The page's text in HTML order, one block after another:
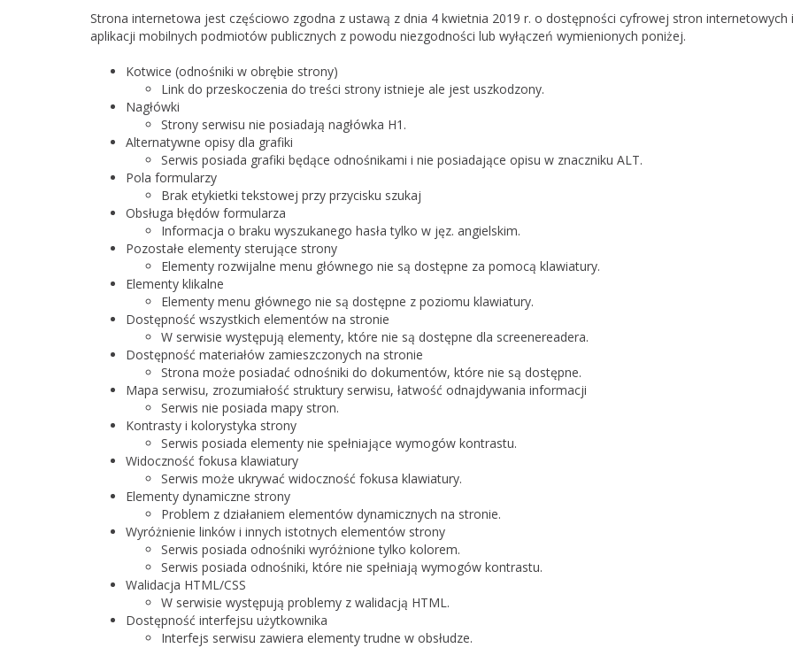
Strona internetowa jest częściowo zgodna z ustawą z dnia 4 kwietnia 2019 r. o dostępności cyfrowej stron internetowych i
aplikacji mobilnych podmiotów publicznych z powodu niezgodności lub wyłączeń wymienionych poniżej.
Kotwice (odnośniki w obrębie strony)
Link do przeskoczenia do treści strony istnieje ale jest uszkodzony.
Nagłówki
Strony serwisu nie posiadają nagłówka H1.
Alternatywne opisy dla grafiki
Serwis posiada grafiki będące odnośnikami i nie posiadające opisu w znaczniku ALT.
Pola formularzy
Brak etykietki tekstowej przy przycisku szukaj
Obsługa błędów formularza
Informacja o braku wyszukanego hasła tylko w jęz. angielskim.
Pozostałe elementy sterujące strony
Elementy rozwijalne menu głównego nie są dostępne za pomocą klawiatury.
Elementy klikalne
Elementy menu głównego nie są dostępne z poziomu klawiatury.
Dostępność wszystkich elementów na stronie
W serwisie występują elementy, które nie są dostępne dla screenereadera.
Dostępność materiałów zamieszczonych na stronie
Strona może posiadać odnośniki do dokumentów, które nie są dostępne.
Mapa serwisu, zrozumiałość struktury serwisu, łatwość odnajdywania informacji
Serwis nie posiada mapy stron.
Kontrasty i kolorystyka strony
Serwis posiada elementy nie spełniające wymogów kontrastu.
Widoczność fokusa klawiatury
Serwis może ukrywać widoczność fokusa klawiatury.
Elementy dynamiczne strony
Problem z działaniem elementów dynamicznych na stronie.
Wyróżnienie linków i innych istotnych elementów strony
Serwis posiada odnośniki wyróżnione tylko kolorem.
Serwis posiada odnośniki, które nie spełniają wymogów kontrastu.
Walidacja HTML/CSS
W serwisie występują problemy z walidacją HTML.
Dostępność interfejsu użytkownika
Interfejs serwisu zawiera elementy trudne w obsłudze.